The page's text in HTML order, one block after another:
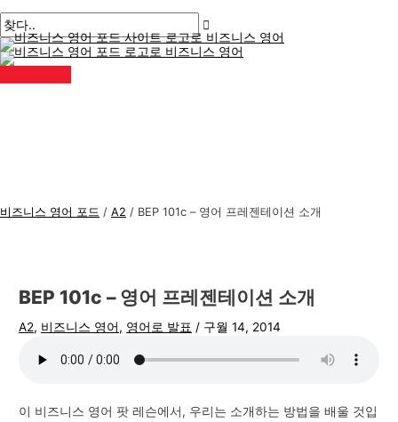
텐
츠
로
건
인
뉴
비즈니스 영어 포드 / A2 / BEP 101c – 영어 프레젠테이션 소개
BEP 101c – 영어 프레젠테이션 소개
A2, 비즈니스 영어, 영어로 발표 / 구월 14, 2014
이 비즈니스 영어 팟 레슨에서, 우리는 소개하는 방법을 배울 것입
시
물
탐
색
기
에
입
력
름
*
메
일
*
비
즈
니
스
검
색
: